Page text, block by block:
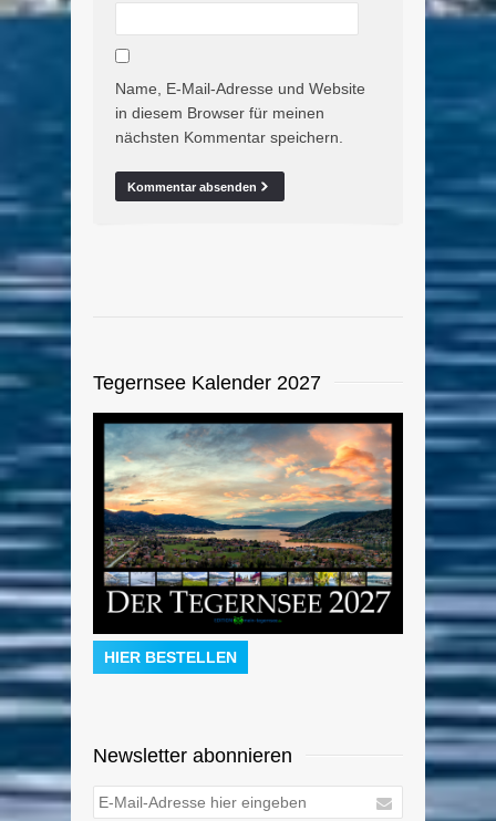
Name, E-Mail-Adresse und Website
in diesem Browser für meinen
nächsten Kommentar speichern.
Tegernsee Kalender 2027
HIER BESTELLEN
Newsletter abonnieren